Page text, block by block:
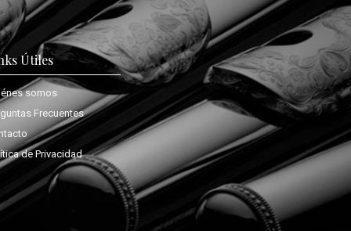
Útiles
somos
Frecuentes
de Privacidad